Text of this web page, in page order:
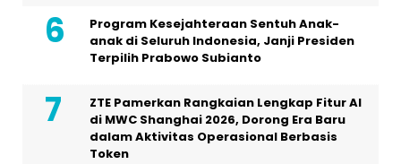
Program Kesejahteraan Sentuh Anak-
anak di Seluruh Indonesia, Janji Presiden
Terpilih Prabowo Subianto
ZTE Pamerkan Rangkaian Lengkap Fitur AI
di MWC Shanghai 2026, Dorong Era Baru
dalam Aktivitas Operasional Berbasis
Token